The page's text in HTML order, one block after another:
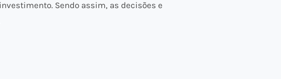
Sendo assim, as decisões e